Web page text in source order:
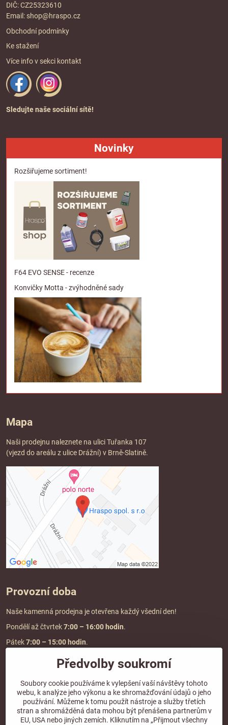
DIČ: CZ25323610
Email: shop@hraspo.cz
Obchodní podmínky
Ke stažení
Více info v sekci kontakt
Sledujte naše sociální sítě!
Novinky
Rozšiřujeme sortiment!
F64 EVO SENSE - recenze
Konvičky Motta - zvýhodněné sady
Mapa
Naši prodejnu naleznete na ulici Tuřanka 107
(vjezd do areálu z ulice Drážní) v Brně-Slatině.
Provozní doba
Naše kamenná prodejna je otevřena každý všední den!
Pondělí až čtvrtek7:00 – 16:00 hodin.
Pátek7:00 – 15:00 hodin.
Doprava a platba
DOPRAVA ZDARMA
při objednávce nad2000 Kč vč. DPH.
*Nevztahuje se na paletovou přepravu.
Předvolby soukromí
Soubory cookie používáme k vylepšení vaší návštěvy tohoto
webu, k analýze jeho výkonu a ke shromažďování údajů o jeho
používání. Můžeme k tomu použít nástroje a služby třetích
stran a shromážděná data mohou být přenášena partnerům v
EU, USA nebo jiných zemích. Kliknutím na „Přijmout všechny